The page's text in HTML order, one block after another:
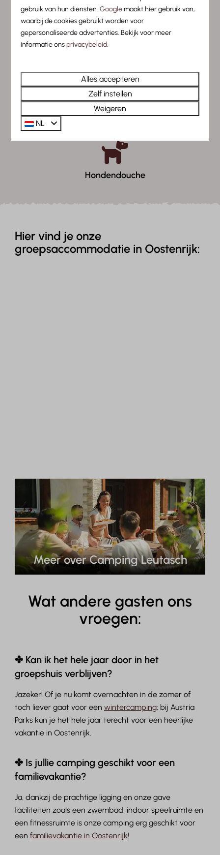
Fitnessruimte
Indoor speelruimte
Hondendouche
Hier vind je onze
groepsaccommodatie in Oostenrijk:
Meer over Camping Leutasch
Wat andere gasten ons
vroegen:
✤ Kan ik het hele jaar door in het
groepshuis verblijven?
Jazeker! Of je nu komt overnachten in de zomer of
toch liever gaat voor eenwintercamping; bij Austria
Parks kun je het hele jaar terecht voor een heerlijke
vakantie in Oostenrijk.
✤ Is jullie camping geschikt voor een
familievakantie?
Ja, dankzij de prachtige ligging en onze gave
faciliteiten zoals een zwembad, indoor speelruimte en
een fitnessruimte is onze camping erg geschikt voor
eenfamilievakantie in Oostenrijk!
gebruik van hun diensten.Googlemaakt hier gebruik van,
waarbij de cookies gebruikt worden voor
gepersonaliseerde advertenties. Bekijk voor meer
informatie onsprivacybeleid.
Alles accepteren
Zelf instellen
Weigeren
NL